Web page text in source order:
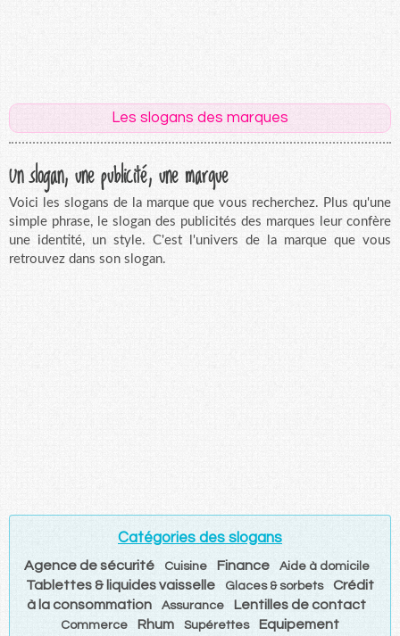
Les slogans des marques
Un slogan, une publicité, une marque
Voici les slogans de la marque que vous recherchez. Plus qu'une
simple phrase, le slogan des publicités des marques leur confère
une identité, un style. C'est l'univers de la marque que vous
retrouvez dans son slogan.
Catégories des slogans
Agence de sécurité Cuisine Finance Aide à domicile
Tablettes & liquides vaisselle Glaces & sorbets
Crédit
à la consommation
Assurance Lentilles de contact
Commerce Rhum Supérettes Equipement